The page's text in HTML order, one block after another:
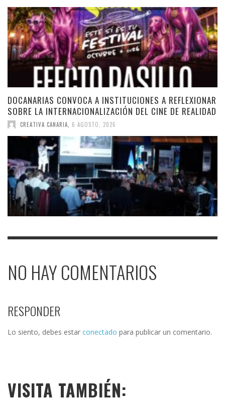
DOCANARIAS CONVOCA A INSTITUCIONES A REFLEXIONAR
SOBRE LA INTERNACIONALIZACIÓN DEL CINE DE REALIDAD
CREATIVA CANARIA 6 AGOSTO, 2026
NO HAY COMENTARIOS
RESPONDER
Lo siento, debes estar conectado para publicar un comentario.
VISITA TAMBIÉN: